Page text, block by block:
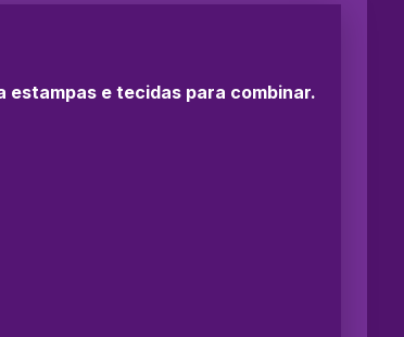
estampas e tecidas para combinar.